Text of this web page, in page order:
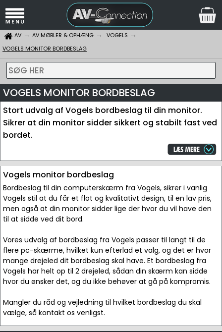
AV AV MØBLER & OPHÆNG
VOGELS
VOGELS MONITOR BORDBESLAG
SØG HER
VOGELS MONITOR BORDBESLAG
Stort udvalg af Vogels bordbeslag til din monitor.
Sikrer at din monitor sidder sikkert og stabilt fast ved
bordet.
Vogels monitor bordbeslag
Bordbeslag til din computerskærm fra Vogels, sikrer i vanlig
Vogels stil at du får et flot og kvalitativt design, til en lav pris,
men også at din monitor sidder lige der hvor du vil have den
til at sidde ved dit bord.
Vores udvalg af bordbeslag fra Vogels passer til langt til de
flere pc-skærme, hvilket kun efterlad et valg, og det er hvor
mange drejeled dit bordbeslag skal have. Et bordbeslag fra
Vogels har helt op til 2 drejeled, sådan din skærm kan sidde
hvor du ønsker det, og du ikke behøver at gå på kompromis.
Mangler du råd og vejledning til hvilket bordbeslag du skal
vælge, så kontakt os venligst.